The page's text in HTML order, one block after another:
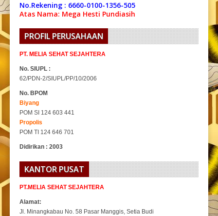
No.Rekening : 6660-0100-1356-505
Atas Nama: Mega Hesti Pundiasih
PROFIL PERUSAHAAN
PT. MELIA SEHAT SEJAHTERA
No. SIUPL :
62/PDN-2/SIUPL/PP/10/2006
No. BPOM
Biyang
POM SI 124 603 441
Propolis
POM TI 124 646 701
Didirikan : 2003
KANTOR PUSAT
PT.MELIA SEHAT SEJAHTERA
Alamat:
Jl. Minangkabau No. 58 Pasar Manggis, Setia Budi